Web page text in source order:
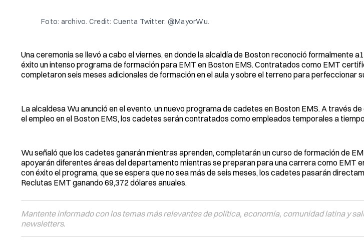
Foto: archivo. Credit: Cuenta Twitter: @MayorWu.
Una ceremonia se llevó a cabo el viernes, en donde la alcaldía de Boston reconoció formalmente
éxito un intenso programa de formación para EMT en Boston EMS. Contratados como EMT
completaron seis meses adicionales de formación en el aula y sobre el terreno para perfeccionar
La alcaldesa Wu anunció en el evento, un nuevo programa de cadetes en Boston EMS. A través
el empleo en el Boston EMS, los cadetes serán contratados como empleados temporales a
Wu señaló que los cadetes ganarán mientras aprenden, completarán un curso de formación de
apoyarán diferentes áreas del departamento mientras se preparan para una carrera como EMT
con éxito el programa, que se espera que no sea más de seis meses, los cadetes pasarán
Reclutas EMT ganando 69,372 dólares anuales.
Mantente informado con los temas más relevantes de política, economía, comunidad latina y
newsletters.